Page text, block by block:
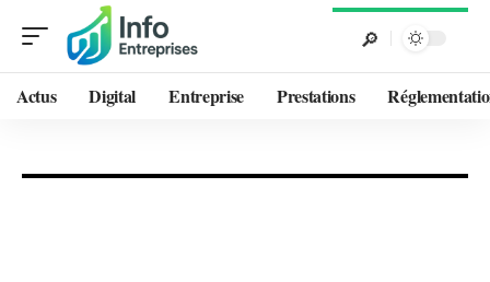
Actus Digital Entreprise Prestations